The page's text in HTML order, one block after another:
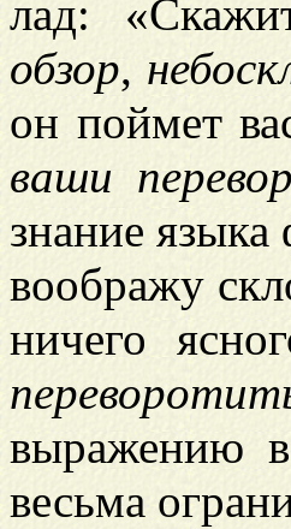
лад:
обзор,
он поймет
ваши
знание
воображу
ничего
выражению
весьма